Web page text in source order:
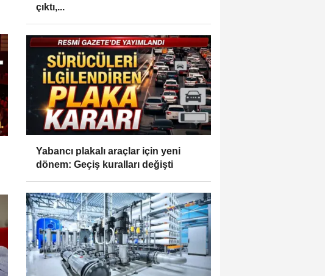
çıktı,...
Yabancı plakalı araçlar için yeni
dönem: Geçiş kuralları değişti